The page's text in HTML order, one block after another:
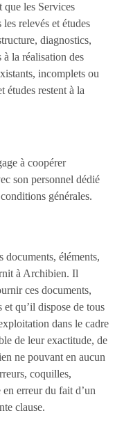
que les Services
relevés et études
diagnostics,
à la réalisation des
incomplets ou
études restent à la
à coopérer
son personnel dédié
générales.
documents, éléments,
à Archibien. Il
ces documents,
qu’il dispose de tous
dans le cadre
de leur exactitude, de
ne pouvant en aucun
coquilles,
erreur du fait d’un
clause.